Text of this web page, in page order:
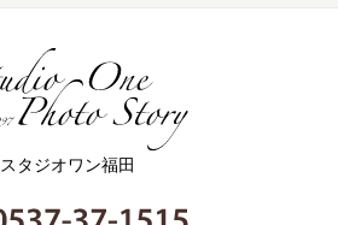
スタジオワン福田